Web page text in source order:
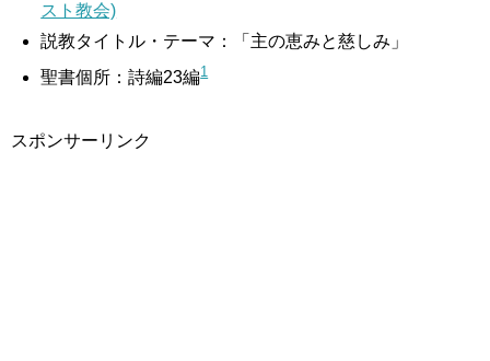
スト教会)
説教タイトル・テーマ：「主の恵みと慈しみ」
聖書個所：詩編23編1
スポンサーリンク